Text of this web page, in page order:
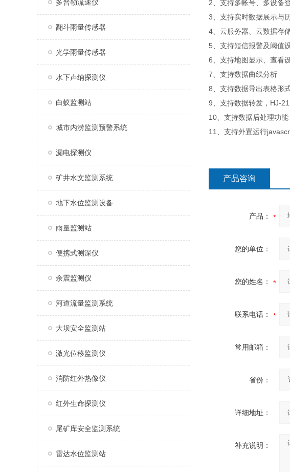
多普勒流速仪
翻斗雨量传感器
光学雨量传感器
水下声纳探测仪
白蚁监测站
城市内涝监测预警系统
漏电探测仪
矿井水文监测系统
地下水位监测设备
雨量监测站
便携式测深仪
余震监测仪
河道流量监测系统
大坝安全监测站
激光位移监测仪
消防红外热像仪
红外生命探测仪
尾矿库安全监测系统
雷达水位监测站
2、支持多帐号、多设备
3、支持实时数据展示与
4、云服务器、云数据存
5、支持短信报警及阈值
6、支持地图显示、查看
7、支持数据曲线分析
8、支持数据导出表格形
9、支持数据转发，HJ-
10、支持数据后处理功能
11、支持外置运行
产品咨询
产品：
您的单位：
您的姓名：
联系电话：
常用邮箱：
省份：
详细地址：
补充说明：